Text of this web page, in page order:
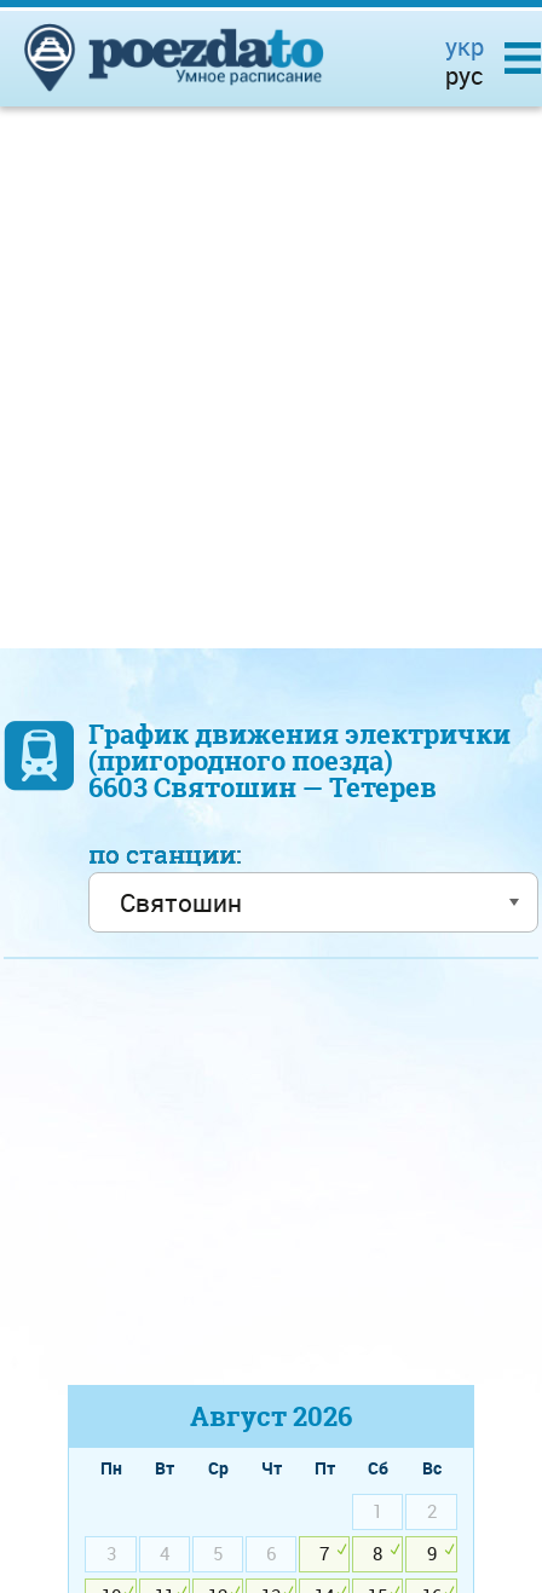
укр
рус
График движения электрички
(пригородного поезда)
6603 Святошин — Тетерев
по станции:
Август2026
Пн Вт Ср Чт Пт Сб
Вс
1
2
3
4 5 6 7 8
9